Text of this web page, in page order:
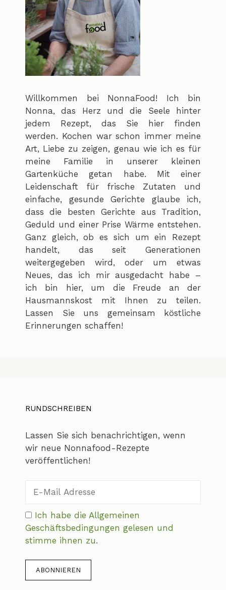
Willkommen bei NonnaFood! Ich bin
Nonna, das Herz und die Seele hinter
jedem Rezept, das Sie hier finden
werden. Kochen war schon immer meine
Art, Liebe zu zeigen, genau wie ich es für
meine Familie in unserer kleinen
Gartenküche getan habe. Mit einer
Leidenschaft für frische Zutaten und
einfache, gesunde Gerichte glaube ich,
dass die besten Gerichte aus Tradition,
Geduld und einer Prise Wärme entstehen.
Ganz gleich, ob es sich um ein Rezept
handelt, das seit Generationen
weitergegeben wird, oder um etwas
Neues, das ich mir ausgedacht habe –
ich bin hier, um die Freude an der
Hausmannskost mit Ihnen zu teilen.
Lassen Sie uns gemeinsam köstliche
Erinnerungen schaffen!
RUNDSCHREIBEN
Lassen Sie sich benachrichtigen, wenn
wir neue Nonnafood-Rezepte
veröffentlichen!
Ich habe die Allgemeinen
Geschäftsbedingungen gelesen und
stimme ihnen zu.